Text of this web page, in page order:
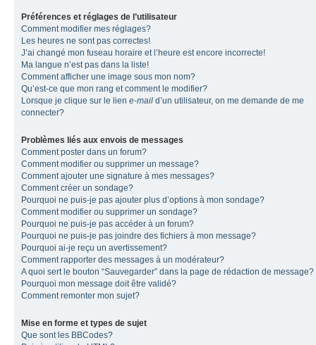
Préférences et réglages de l’utilisateur
Comment modifier mes réglages?
Les heures ne sont pas correctes!
J’ai changé mon fuseau horaire et l’heure est encore incorrecte!
Ma langue n’est pas dans la liste!
Comment afficher une image sous mon nom?
Qu’est-ce que mon rang et comment le modifier?
Lorsque je clique sur le lien e-mail d’un utilisateur, on me demande de me
connecter?
Problèmes liés aux envois de messages
Comment poster dans un forum?
Comment modifier ou supprimer un message?
Comment ajouter une signature à mes messages?
Comment créer un sondage?
Pourquoi ne puis-je pas ajouter plus d’options à mon sondage?
Comment modifier ou supprimer un sondage?
Pourquoi ne puis-je pas accéder à un forum?
Pourquoi ne puis-je pas joindre des fichiers à mon message?
Pourquoi ai-je reçu un avertissement?
Comment rapporter des messages à un modérateur?
A quoi sert le bouton “Sauvegarder” dans la page de rédaction de message?
Pourquoi mon message doit être validé?
Comment remonter mon sujet?
Mise en forme et types de sujet
Que sont les BBCodes?